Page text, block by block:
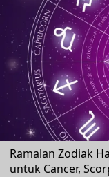
Ramalan Zodiak
untuk Cancer,